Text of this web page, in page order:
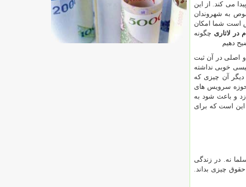
می کند. از این
به شهروندان
است شما امکان
در لاتاری چگونه
دهیم
و اصلی در آن ثبت
خوبی نداشته
دیگر آن چیزی که
حوزه سرویس های
و باعث شود به
این است که برای
نه. در زندگی
چیزی بداند.